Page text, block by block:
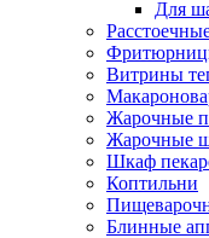
Для
Витрины
Жарочные
Жарочные
Шкаф
Коптильни
Блинные